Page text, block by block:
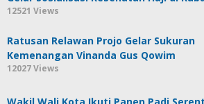
12521 Views
Ratusan Relawan Projo Gelar Sukuran
Kemenangan Vinanda Gus Qowim
12027 Views